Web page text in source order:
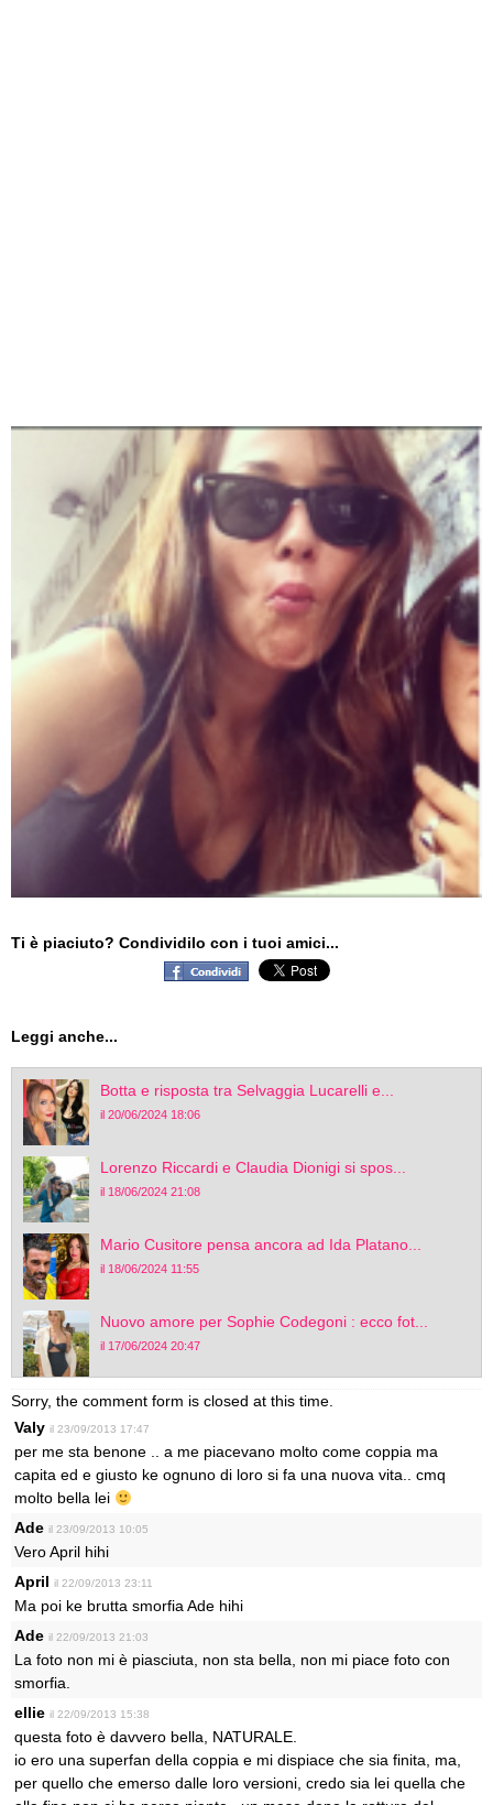
Ti è piaciuto? Condividilo con i tuoi amici...
Leggi anche...
Botta e risposta tra Selvaggia Lucarelli e...
il 20/06/2024 18:06
Lorenzo Riccardi e Claudia Dionigi si spos...
il 18/06/2024 21:08
Mario Cusitore pensa ancora ad Ida Platano...
il 18/06/2024 11:55
Nuovo amore per Sophie Codegoni : ecco fot...
il 17/06/2024 20:47
Sorry, the comment form is closed at this time.
Valy il 23/09/2013 17:47
per me sta benone .. a me piacevano molto come coppia ma
capita ed e giusto ke ognuno di loro si fa una nuova vita.. cmq
molto bella lei
Ade il 23/09/2013 10:05
Vero April hihi
April il 22/09/2013 23:11
Ma poi ke brutta smorfia Ade hihi
Ade il 22/09/2013 21:03
La foto non mi è piasciuta, non sta bella, non mi piace foto con
smorfia.
ellie il 22/09/2013 15:38
questa foto è davvero bella, NATURALE.
io ero una superfan della coppia e mi dispiace che sia finita, ma,
per quello che emerso dalle loro versioni, credo sia lei quella che